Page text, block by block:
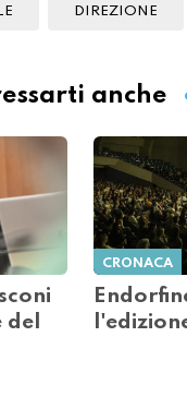
DIREZIONE
anche
del
CRONACA